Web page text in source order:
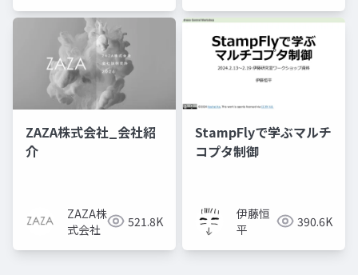
ZAZA株式会社_会社紹
介
ZAZA株
式会社
521.8K
StampFlyで学ぶマルチ
コプタ制御
伊藤恒
平
390.6K